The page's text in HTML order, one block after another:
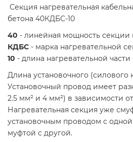
Секция нагревательная
бетона 40КДБС-10
40 - линейная мощность секции
КДБС - марка нагревательной
10 - длина нагревательной
Длина установочного (силового
Установочный провод имеет
2.5 мм² и 4 мм²) в зависимости
Нагревательная секция уже
установочным проводом с
муфтой с другой.